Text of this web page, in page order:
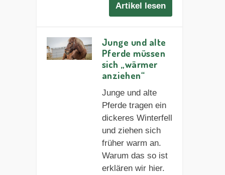
Artikel lesen
Junge und alte
Pferde müssen
sich „wärmer
anziehen“
Junge und alte
Pferde tragen ein
dickeres Winterfell
und ziehen sich
früher warm an.
Warum das so ist
erklären wir hier.